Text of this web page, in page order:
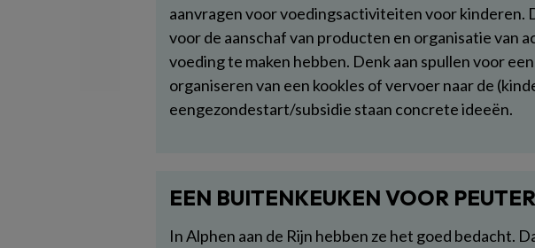
aanvragen voor voedingsactiviteiten voor kinderen.
voor de aanschaf van producten en organisatie van
voeding te maken hebben. Denk aan spullen voor
organiseren van een kookles of vervoer naar de
eengezondestart/subsidie staan concrete ideeën.
EEN BUITENKEUKEN VOOR
In Alphen aan de Rijn hebben ze het goed bedacht.